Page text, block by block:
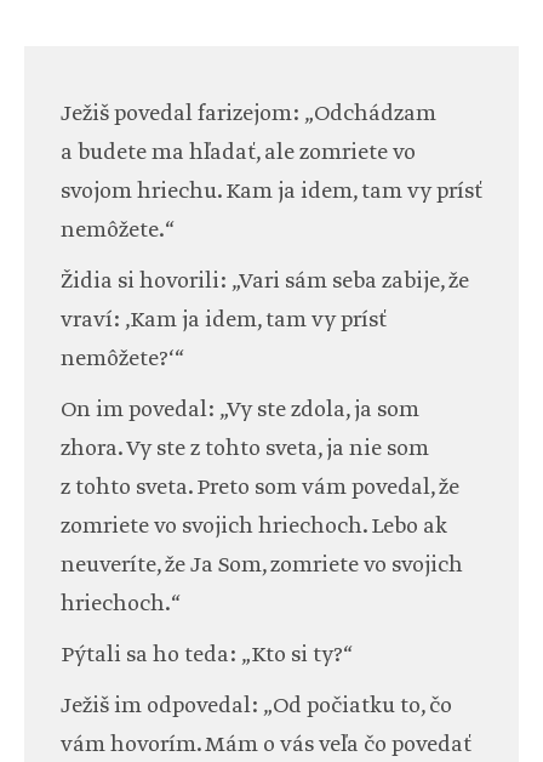
Ježiš povedal farizejom: „Odchádzam
a budete ma hľadať, ale zomriete vo
svojom hriechu. Kam ja idem, tam vy prísť
nemôžete.“
Židia si hovorili: „Vari sám seba zabije, že
vraví: ‚Kam ja idem, tam vy prísť
nemôžete?‘“
On im povedal: „Vy ste zdola, ja som
zhora. Vy ste z tohto sveta, ja nie som
z tohto sveta. Preto som vám povedal, že
zomriete vo svojich hriechoch. Lebo ak
neuveríte, že Ja Som, zomriete vo svojich
hriechoch.“
Pýtali sa ho teda: „Kto si ty?“
Ježiš im odpovedal: „Od počiatku to, čo
vám hovorím. Mám o vás veľa čo povedať